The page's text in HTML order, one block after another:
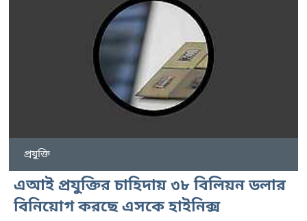
প্রযুক্তি
এআই প্রযুক্তির চাহিদায় ৩৮ বিলিয়ন ডলার
বিনিয়োগ করছে এসকে হাইনিক্স